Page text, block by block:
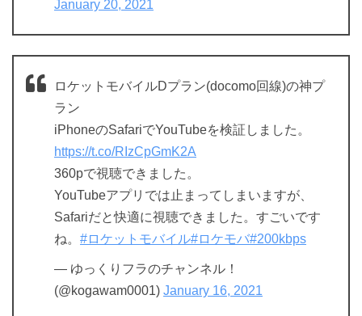
January 20, 2021
ロケットモバイルDプラン(docomo回線)の神プ
ラン
iPhoneのSafariでYouTubeを検証しました。
https://t.co/RIzCpGmK2A
360pで視聴できました。
YouTubeアプリでは止まってしまいますが、
Safariだと快適に視聴できました。すごいです
ね。 #ロケットモバイル#ロケモバ#200kbps
— ゆっくりフラのチャンネル！
(@kogawam0001) January 16, 2021